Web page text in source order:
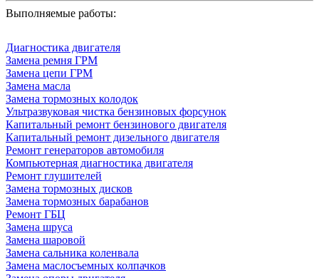
Выполняемые работы:
Диагностика двигателя
Замена ремня ГРМ
Замена цепи ГРМ
Замена масла
Замена тормозных колодок
Ультразвуковая чистка бензиновых форсунок
Капитальный ремонт бензинового двигателя
Капитальный ремонт дизельного двигателя
Ремонт генераторов автомобиля
Компьютерная диагностика двигателя
Ремонт глушителей
Замена тормозных дисков
Замена тормозных барабанов
Ремонт ГБЦ
Замена шруса
Замена шаровой
Замена сальника коленвала
Замена маслосъемных колпачков